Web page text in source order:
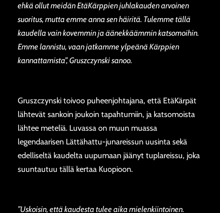
ehkä ollut meidän EtäKärppien juhlakauden arvoinen
suoritus, mutta emme anna sen häiritä. Tulemme tällä
kaudella vain kovemmin ja äänekkäämmin katsomoihin.
Emme lannistu, vaan jatkamme ylpeänä Kärppien
kannattamista”, Gruszczynski sanoo.
Gruszczynski toivoo puheenjohtajana, että EtäKärpät
lähtevät sankoin joukoin tapahtumiin, ja katsomoista
lähtee meteliä. Luvassa on muun muassa
legendaarisen Lättähattu-junareissun uusinta sekä
edelliseltä kaudelta uupumaan jäänyt tuplareissu, joka
suuntautuu tällä kertaa Kuopioon.
”Uskoisin, että kaudesta tulee aika mielenkiintoinen.